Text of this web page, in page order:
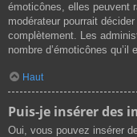
émoticônes, elles peuvent
modérateur pourrait
complètement. Les
nombre d’émoticônes
Haut
Puis-je insérer des
Oui, vous pouvez insérer